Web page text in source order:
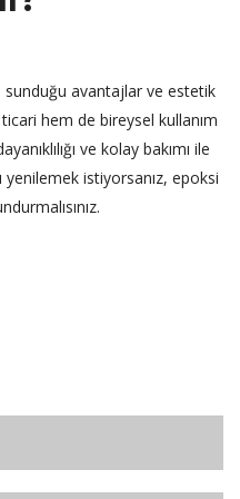
sunduğu avantajlar ve estetik
hem de bireysel kullanım
ve kolay bakımı ile
yenilemek istiyorsanız, epoksi